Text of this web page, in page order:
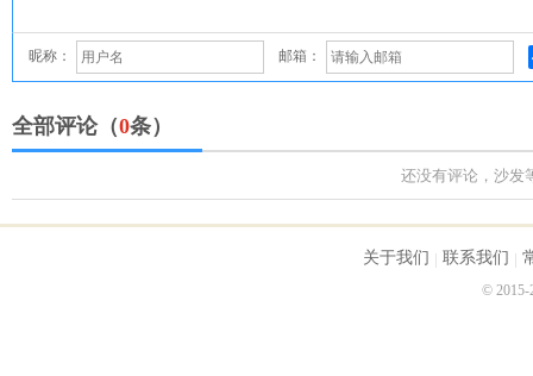
昵称： 邮箱：
全部评论（0条）
还没有评论，沙发
关于我们 联系我们
© 2015-